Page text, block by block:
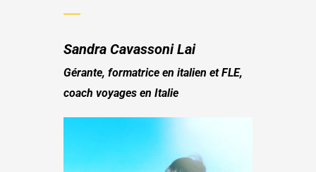
Sandra Cavassoni Lai
Gérante, formatrice en italien et FLE,
coach voyages en Italie